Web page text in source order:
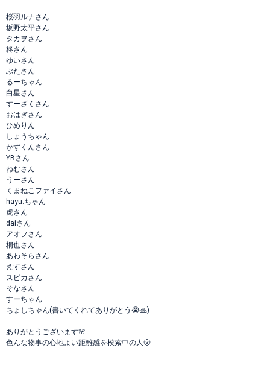
桜羽ルナさん
坂野太平さん
タカヲさん
柊さん
ゆいさん
ぶたさん
るーちゃん
白星さん
すーざくさん
おはぎさん
ひめりん
しょうちゃん
かずくんさん
YBさん
ねむさん
うーさん
くまねこファイさん
hayu.ちゃん
虎さん
daiさん
アオフさん
桐也さん
あわそらさん
えすさん
スピカさん
そなさん
すーちゃん
ちょしちゃん(書いてくれてありがとう😭🙏)
ありがとうございます🌸
色んな物事の心地よい距離感を模索中の人🌝